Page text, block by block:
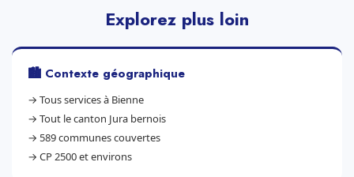
Explorez plus loin
🏙️ Contexte géographique
→ Tous services à Bienne
→ Tout le canton Jura bernois
→ 589 communes couvertes
→ CP 2500 et environs